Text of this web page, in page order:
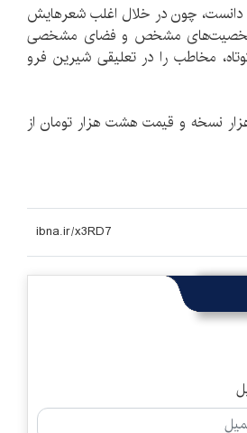
دانست، چون در خلال اغلب شعرهایش
شخصیت‌های مشخص و فضای مشخصی
مخاطب را در تعلیقی شیرین فرو
نسخه و قیمت هشت هزار تومان از